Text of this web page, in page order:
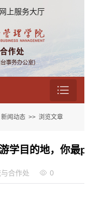
网上服务大厅
新闻动态 >> 浏览文章
学目的地，你最
合作处 0